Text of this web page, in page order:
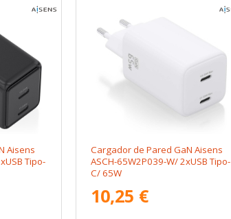
Aisens
Tipo-
Cargador de Pared GaN Aisens
ASCH-65W2P039-W/ 2xUSB Tipo-
C/ 65W
10,25 €